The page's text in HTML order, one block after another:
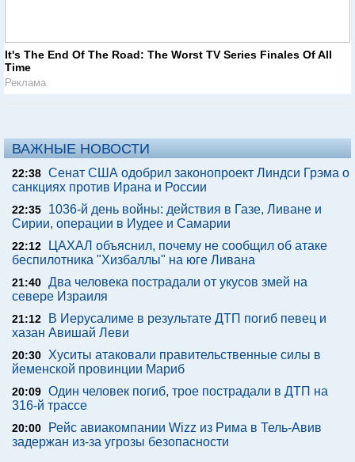
It's The End Of The Road: The Worst TV Series Finales Of All
Time
Реклама
ВАЖНЫЕ НОВОСТИ
22:38 Сенат США одобрил законопроект Линдси Грэма о
санкциях против Ирана и России
22:35
1036-й день войны: действия в Газе, Ливане и
Сирии, операции в Иудее и Самарии
22:12
ЦАХАЛ объяснил, почему не сообщил об атаке
беспилотника "Хизбаллы" на юге Ливана
21:40 Два человека пострадали от укусов змей на
севере Израиля
21:12
В Иерусалиме в результате ДТП погиб певец и
хазан Авишай Леви
20:30 Хуситы атаковали правительственные силы в
йеменской провинции Мариб
20:09 Один человек погиб, трое пострадали в ДТП на
316-й трассе
20:00
Рейс авиакомпании Wizz из Рима в Тель-Авив
задержан из-за угрозы безопасности